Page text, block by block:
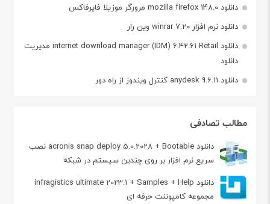
دانلود mozilla firefox 148.0 مرورگر موزیلا فایرفاکس
دانلود نرم افزار winrar 7.20 وین رار
دانلود internet download manager (IDM) 6.42.61 Retail مدیریت
دانلود
دانلود anydesk 9.6.11 کنترل ویندوز از راه دور
مطالب تصادفی
دانلود acronis snap deploy 5.0.2028 + Bootable نصب
سریع نرم افزار بر روی چندین سیستم در شبکه
دانلود infragistics ultimate 2023.1 + Samples + Help
مجموعه کامپوننت حرفه ای